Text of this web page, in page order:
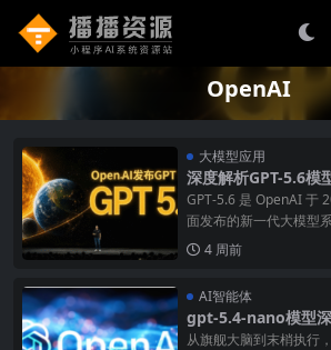
OpenAI
大模型应用
深度解析GPT-5.6模
a三款强悍选择的使
GPT-5.6 是 OpenAI 于
面发布的新一代大模型
包含‌Sol（旗舰）、
量）‌三款，全系标配‌
4 周前
AI智能体
gpt-5.4-nano模型
“神经末梢”，开启
从旗舰大脑到末梢执行